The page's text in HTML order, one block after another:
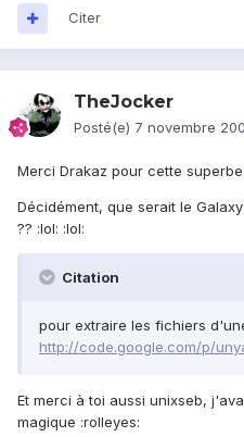
Citer
TheJocker
Posté(e) 7 novembre
Merci Drakaz pour cette
Décidément, que serait le
?? :lol: :lol:
Citation
pour extraire les fichiers
http://code.google.com/p/
Et merci à toi aussi unixseb,
magique :rolleyes: